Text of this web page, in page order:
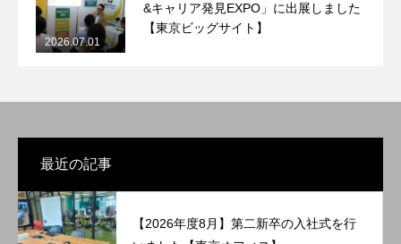
&キャリア発見EXPO」に出展しました
【東京ビッグサイト】
2026.07.01
最近の記事
【2026年度8月】第二新卒の入社式を行